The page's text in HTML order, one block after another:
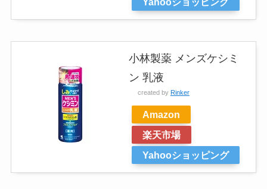
小林製薬 メンズケシミ
ン 乳液
created by Rinker
Amazon
楽天市場
Yahooショッピング